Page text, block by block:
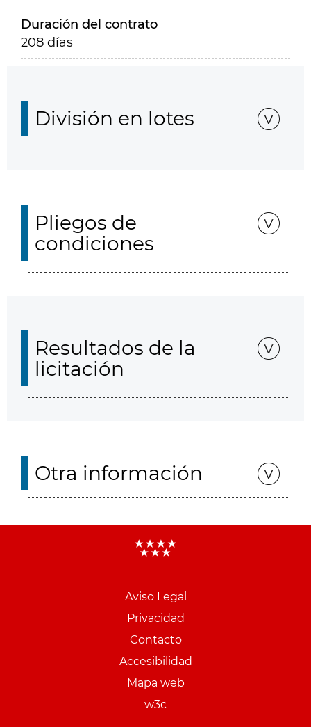
Duración del contrato
208 días
División en lotes
Pliegos de
condiciones
Resultados de la
licitación
Otra información
Aviso Legal
Privacidad
Contacto
Accesibilidad
Mapa web
w3c